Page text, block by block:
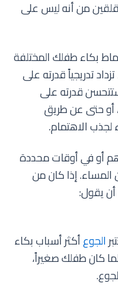
تقلقين من أنه ليس على
بكاء طفلك المختلفة
تدريجياً قدرته على
قدرته على
أو حتى عن طريق
لجذب الاهتمام.
أو في أوقات محددة
المساء. إذا كان من
يقول:
الجوعأكثر أسباب بكاء
كان طفلك صغيراً،